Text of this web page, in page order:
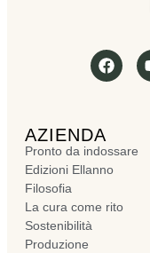
AZIENDA
Pronto da indossare
Edizioni Ellanno
Filosofia
La cura come rito
Sostenibilità
Produzione